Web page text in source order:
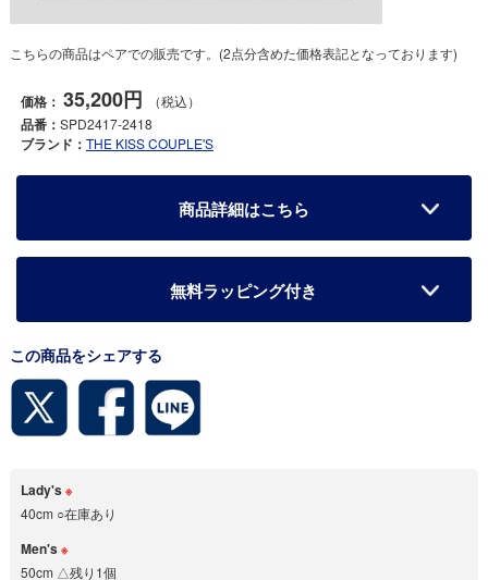
こちらの商品はペアでの販売です。(2点分含めた価格表記となっております)
価格： 35,200円 （税込）
品番： SPD2417-2418
ブランド： THE KISS COUPLE'S
商品詳細はこちら
無料ラッピング付き
この商品をシェアする
Lady's※
40cm ○在庫あり
Men's※
50cm △残り1個